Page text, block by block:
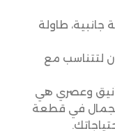
جانبية، طاولة
لتتناسب مع
وعصري هي
في قطعة